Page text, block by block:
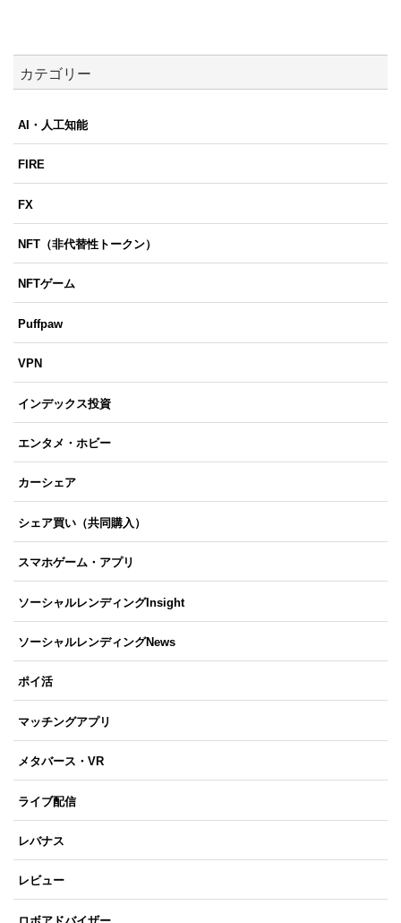
カテゴリー
AI・人工知能
FIRE
FX
NFT（非代替性トークン）
NFTゲーム
Puffpaw
VPN
インデックス投資
エンタメ・ホビー
カーシェア
シェア買い（共同購入）
スマホゲーム・アプリ
ソーシャルレンディングInsight
ソーシャルレンディングNews
ポイ活
マッチングアプリ
メタバース・VR
ライブ配信
レバナス
レビュー